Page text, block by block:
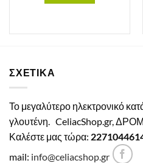
ΣΧΕΤΙΚΑ
Το μεγαλύτερο ηλεκτρονικό
γλουτένη. CeliacShop.gr,
Καλέστε μας τώρα:
mail: info@celiacshop.gr